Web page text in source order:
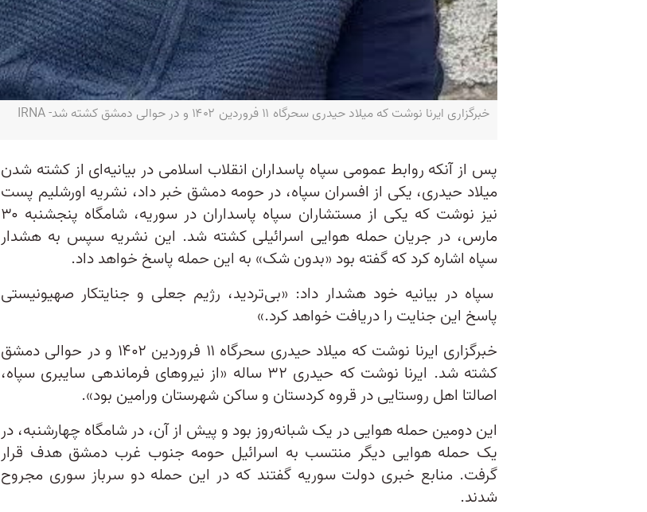
خبرگزاری ایرنا نوشت که میلاد حیدری سحرگاه ۱۱ فروردین ۱۴۰۲ و در حوالی دمشق کشته شد- IRNA
پس از آنکه روابط عمومی سپاه پاسداران انقلاب اسلامی در بیانیه‌ای از کشته شدن
میلاد حیدری، یکی از افسران سپاه، در حومه دمشق خبر داد، نشریه اورشلیم‌ پست
نیز نوشت که یکی از مستشاران سپاه پاسداران در سوریه، شامگاه پنجشنبه ۳۰
مارس، در جریان حمله هوایی اسرائیلی کشته شد. این نشریه سپس به هشدار
سپاه اشاره کرد که گفته بود «بدون شک» به این حمله پاسخ خواهد داد.
سپاه در بیانیه خود هشدار داد:‌ «بی‌تردید، رژیم جعلی و جنایتکار صهیونیستی
پاسخ این جنایت را دریافت خواهد کرد.»
خبرگزاری ایرنا نوشت که میلاد حیدری سحرگاه ۱۱ فروردین ۱۴۰۲ و در حوالی دمشق
کشته شد. ایرنا نوشت که حیدری ۳۲ ساله «از نیروهای فرماندهی سایبری سپاه،
اصالتا اهل روستایی در قروه کردستان و ساکن شهرستان ورامین بود».
این دومین حمله هوایی در یک‌ شبانه‌روز بود و پیش از آن، در شامگاه چهارشنبه، در
یک حمله هوایی دیگر منتسب به اسرائیل حومه جنوب‌ غرب دمشق هدف قرار
گرفت. منابع خبری دولت سوریه گفتند که در این حمله دو سرباز سوری مجروح
شدند.